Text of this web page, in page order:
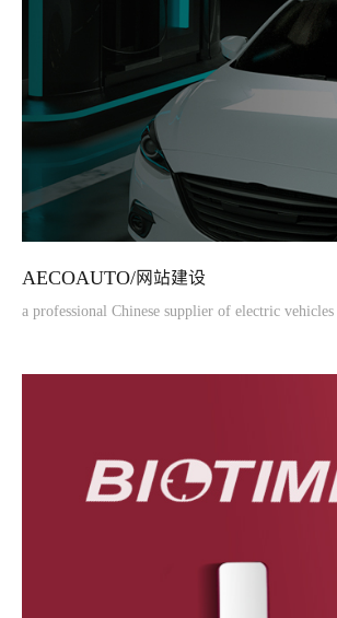
AECOAUTO/网站建设